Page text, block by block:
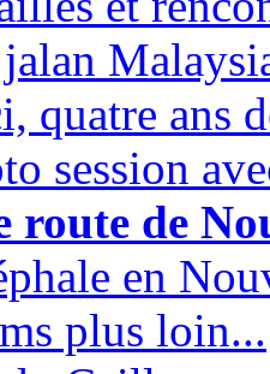
jalan
quatre ans
session
route de
en
plus loin...